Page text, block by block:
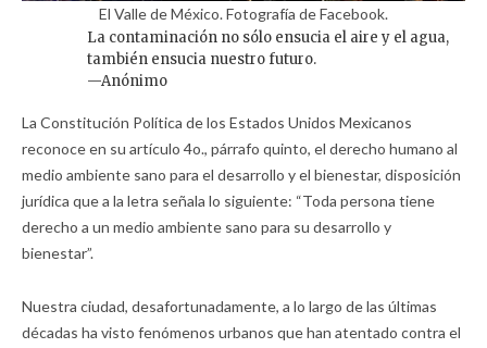
El Valle de México. Fotografía de Facebook.
La contaminación no sólo ensucia el aire y el agua,
también ensucia nuestro futuro.
—Anónimo
La Constitución Política de los Estados Unidos Mexicanos
reconoce en su artículo 4o., párrafo quinto, el derecho humano al
medio ambiente sano para el desarrollo y el bienestar, disposición
jurídica que a la letra señala lo siguiente: “Toda persona tiene
derecho a un medio ambiente sano para su desarrollo y
bienestar”.
Nuestra ciudad, desafortunadamente, a lo largo de las últimas
décadas ha visto fenómenos urbanos que han atentado contra el